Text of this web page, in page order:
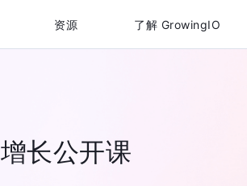
资源 了解 GrowingIO
增长公开课